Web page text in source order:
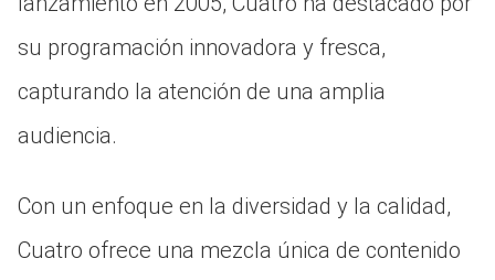
su programación innovadora y fresca,
capturando la atención de una amplia
audiencia.
Con un enfoque en la diversidad y la calidad,
Cuatro ofrece una mezcla única de contenido